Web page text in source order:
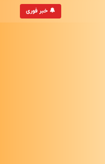
🔔 خبر فوری
• به‌روزترین خبرگزاری ایرانی